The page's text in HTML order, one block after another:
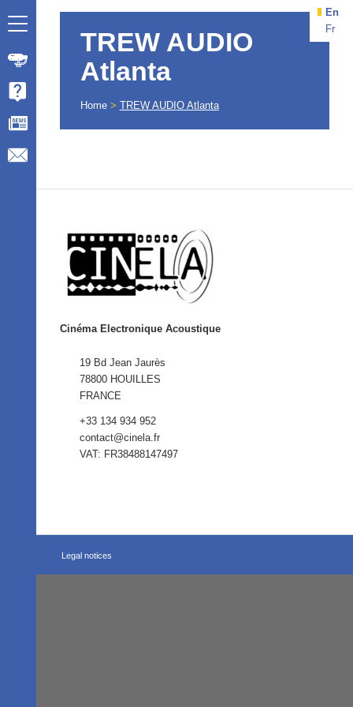
En
Fr
TREW AUDIO
Atlanta
Home > TREW AUDIO Atlanta
Cinéma Electronique Acoustique
19 Bd Jean Jaurès
78800 HOUILLES
FRANCE
+33 134 934 952
contact@cinela.fr
VAT: FR38488147497
Legal notices